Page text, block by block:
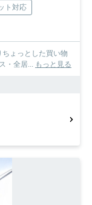
ト対応
ょっとした買い物
・全居... もっと見る